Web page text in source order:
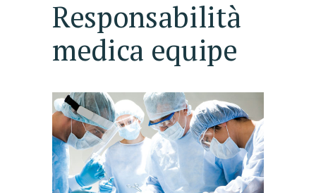
Responsabilità
medica equipe